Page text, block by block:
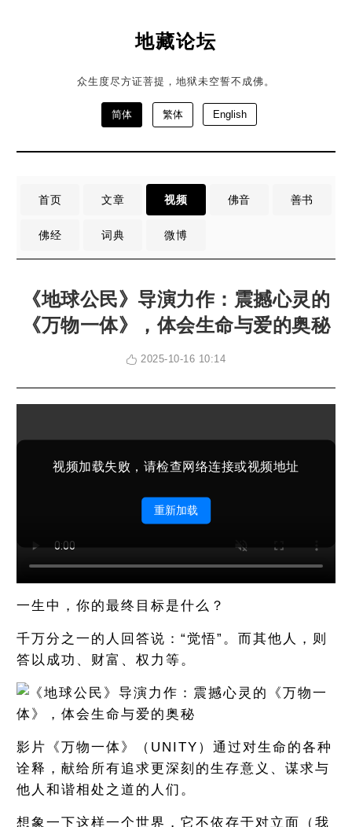
地藏论坛
众生度尽方证菩提，地狱未空誓不成佛。
简体 繁体 English
首页 文章 视频 佛音 善书
佛经 词典 微博
《地球公民》导演力作：震撼心灵的
《万物一体》，体会生命与爱的奥秘
2025-10-16 10:14
视频加载失败，请检查网络连接或视频地址
重新加载
一生中，你的最终目标是什么？
千万分之一的人回答说：“觉悟”。而其他人，则
答以成功、财富、权力等。
影片《万物一体》（UNITY）通过对生命的各种
诠释，献给所有追求更深刻的生存意义、谋求与
他人和谐相处之道的人们。
想象一下这样一个世界，它不依存于对立面（我